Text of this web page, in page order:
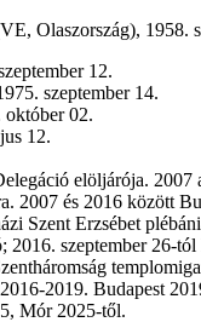
Olaszország), 1958.
12.
szeptember 14.
02.
12.
elöljárója. 2007
2007 és 2016 között
Szent Erzsébet
2016. szeptember 26-
2019. Budapest
Mór 2025-től.